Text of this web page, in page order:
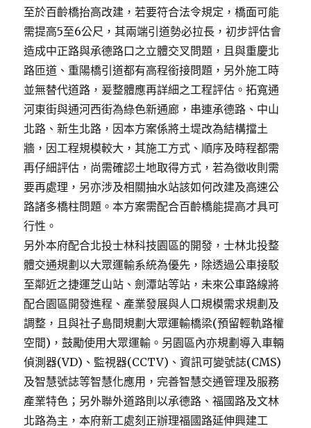
至於百齡橋抬高改建，若要符合法令規定，橋面可能
需提高5至6公尺，其兩端引道勢必拉長，初步評估會
造成中正路與承德路口之立體交叉問題，且與重慶北
路匝道、重陽橋引道都有高程銜接問題，另外施工時
並無替代道路，爰整體應再詳細之工程評估。拓寬通
河東街與通河西街為綠色新通廊，串連承德路、中山
北路、新生北路，因本方案係將土堤改為結構擋土
牆，因工程規模較大，其施工方式、順序及時程都需
再仔細評估，尚需確認土地取得方式，若為徵收則需
要再處理，另亦涉及相關抽水站該如何改建及高速公
路諸多橋柱問題。本方案需配合百齡橋能提高才具可
行性。
另外本府配合北投士林科技園區的開發，士林北投整
體交通規劃以大眾運輸系統為優先，除透過公車接駁
至鄰近之捷運芝山站、劍潭站等站，未來公車路線將
配合園區開發進程、產業發展與人口規模需求規劃及
調整，且與社子島間規劃大眾運輸橋梁(預留輕軌路權
空間)，鼓勵使用大眾運輸。另園區內亦規劃導入車輛
偵測器(VD)、監視器(CCTV)、資訊可變號誌(CMS)
及智慧號誌等智慧化應用，完善智慧交通管理及服務
產業特色；另外聯外道路則以承德路、福國路及文林
北路為主，本府新工處刻正辦理福國路延伸興建工